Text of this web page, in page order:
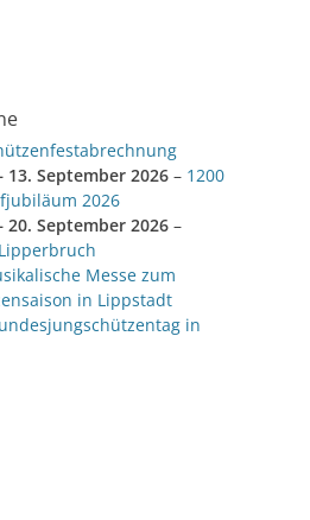
13. September 2026 – 1200
2026
20. September 2026 –
Messe zum
in Lippstadt
in